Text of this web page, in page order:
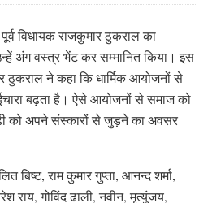
विधायक राजकुमार ठुकराल का
अंग वस्त्र भेंट कर सम्मानित किया। इस
ठुकराल ने कहा कि धार्मिक आयोजनों से
बढ़ता है। ऐसे आयोजनों से समाज को
को अपने संस्कारों से जुड़ने का अवसर
राम कुमार गुप्ता, आनन्द शर्मा,
राय, गोविंद ढाली, नवीन, मृत्युंजय,